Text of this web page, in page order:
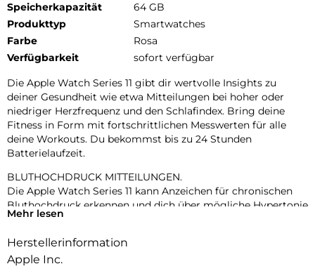
Speicherkapazität
64 GB
Produkttyp
Smartwatches
Farbe
Rosa
Verfügbarkeit
sofort verfügbar
Die Apple Watch Series 11 gibt dir wertvolle Insights zu
deiner Gesundheit wie etwa Mitteilungen bei hoher oder
niedriger Herzfrequenz und den Schlafindex. Bring deine
Fitness in Form mit fortschrittlichen Messwerten für alle
deine Workouts. Du bekommst bis zu 24 Stunden
Batterielaufzeit.
BLUTHOCHDRUCK MITTEILUNGEN.
Die Apple Watch Series 11 kann Anzeichen für chronischen
Bluthochdruck erkennen und dich über mögliche Hypertonie
informieren.
KENN DEINEN SCHLAFINDEX.
Mit dem Schlafindex kannst du einfach deinen Schlaf tracken.
Mehr lesen
Herstellerinformation
Apple Inc.